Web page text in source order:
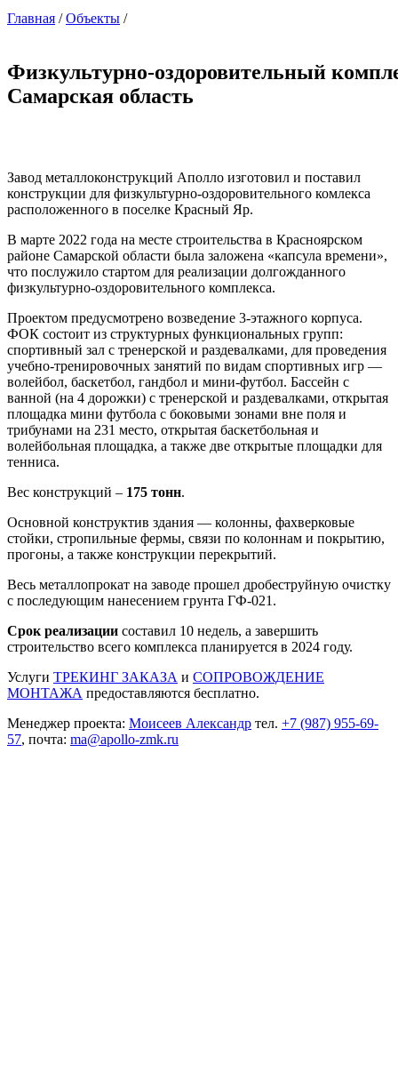
Главная /Объекты /
Физкультурно-оздоровительный
Самарская область
Завод металлоконструкций Аполло изготовил и поставил
конструкции для физкультурно-оздоровительного комлекса
расположенного в поселке Красный Яр.
В марте 2022 года на месте строительства в Красноярском
районе Самарской области была заложена «капсула времени»,
что послужило стартом для реализации долгожданного
физкультурно-оздоровительного комплекса.
Проектом предусмотрено возведение 3-этажного корпуса.
ФОК состоит из структурных функциональных групп:
спортивный зал с тренерской и раздевалками, для проведения
учебно-тренировочных занятий по видам спортивных игр —
волейбол, баскетбол, гандбол и мини-футбол. Бассейн с
ванной (на 4 дорожки) с тренерской и раздевалками, открытая
площадка мини футбола с боковыми зонами вне поля и
трибунами на 231 место, открытая баскетбольная и
волейбольная площадка, а также две открытые площадки для
тенниса.
Вес конструкций – 175 тонн.
Основной конструктив здания — колонны, фахверковые
стойки, стропильные фермы, связи по колоннам и покрытию,
прогоны, а также конструкции перекрытий.
Весь металлопрокат на заводе прошел дробеструйную очистку
с последующим нанесением грунта ГФ-021.
Срок реализации составил 10 недель, а завершить
строительство всего комплекса планируется в 2024 году.
Услуги ТРЕКИНГ ЗАКАЗА и СОПРОВОЖДЕНИЕ
МОНТАЖА предоставляются бесплатно.
Менеджер проекта: Моисеев Александр тел. +7 (987) 955-69-
57, почта: ma@apollo-zmk.ru